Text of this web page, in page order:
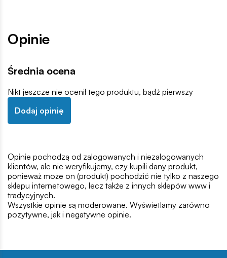
Opinie
Średnia ocena
Nikt jeszcze nie ocenił tego produktu, bądź pierwszy
Dodaj opinię
Opinie pochodzą od zalogowanych i niezalogowanych
klientów, ale nie weryfikujemy, czy kupili dany produkt,
ponieważ może on (produkt) pochodzić nie tylko z naszego
sklepu internetowego, lecz także z innych sklepów www i
tradycyjnych.
Wszystkie opinie są moderowane. Wyświetlamy zarówno
pozytywne, jak i negatywne opinie.